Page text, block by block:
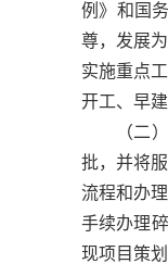
例》和国
尊，发展
实施重点
开工、早
（二
批，并将
流程和办
手续办理
现项目策